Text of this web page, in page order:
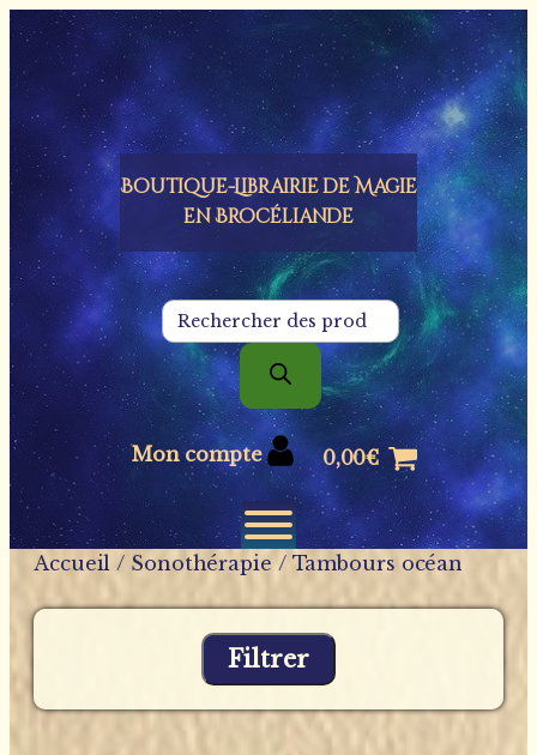
Panneau de gestion des cookies
Boutique-Librairie deMagie
en Brocéliande
Recherche
de
produits
Mon compte 0,00€
Accueil / Sonothérapie / Tambours océan
Filtrer